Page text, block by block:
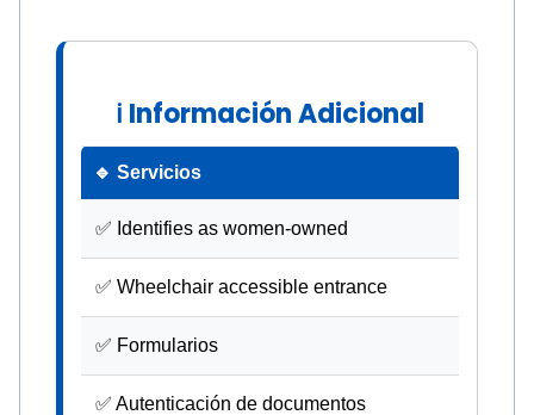
ℹ Información Adicional
🔹 Servicios
✅ Identifies as women-owned
✅ Wheelchair accessible entrance
✅ Formularios
✅ Autenticación de documentos